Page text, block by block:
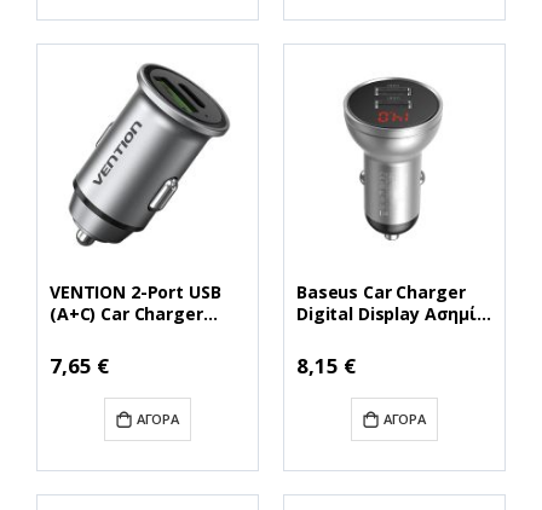
VENTION 2-Port USB
(A+C) Car Charger
Style Aluminium Alloy
Type (FFBH0)
(VENFFBH0)
7,65 €
ΑΓΟΡΆ
Baseus Car Charger
Digital Display Ασημί
(BASCCBX-0S)
8,15 €
ΑΓΟΡΆ